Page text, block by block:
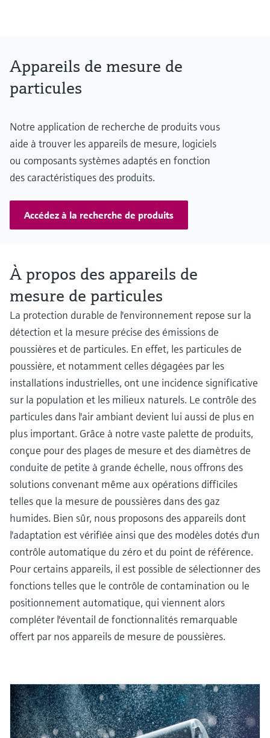
Extinction: 0 ... 0.045 / 0 ... 2
Dust concentration: 0 ... 200 mg/m³ / 0 ... 10,000 mg/m³
Appareils de mesure de
particules
Notre application de recherche de produits vous
aide à trouver les appareils de mesure, logiciels
ou composants systèmes adaptés en fonction
des caractéristiques des produits.
Accédez à la recherche de produits
À propos des appareils de
mesure de particules
La protection durable de l'environnement repose sur la
détection et la mesure précise des émissions de
poussières et de particules. En effet, les particules de
poussière, et notamment celles dégagées par les
installations industrielles, ont une incidence significative
sur la population et les milieux naturels. Le contrôle des
particules dans l'air ambiant devient lui aussi de plus en
plus important. Grâce à notre vaste palette de produits,
conçue pour des plages de mesure et des diamètres de
conduite de petite à grande échelle, nous offrons des
solutions convenant même aux opérations difficiles
telles que la mesure de poussières dans des gaz
humides. Bien sûr, nous proposons des appareils dont
l'adaptation est vérifiée ainsi que des modèles dotés d'un
contrôle automatique du zéro et du point de référence.
Pour certains appareils, il est possible de sélectionner des
fonctions telles que le contrôle de contamination ou le
positionnement automatique, qui viennent alors
compléter l'éventail de fonctionnalités remarquable
offert par nos appareils de mesure de poussières.